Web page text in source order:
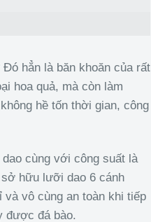
hẳn là băn khoăn của rất
hoa quả, mà còn làm
hề tốn thời gian, công
cùng với công suất là
hữu lưỡi dao 6 cánh
vô cùng an toàn khi tiếp
được đá bào.